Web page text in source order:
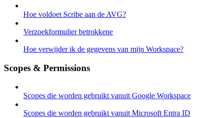
Hoe voldoet Scribe aan de AVG?
Verzoekformulier betrokkene
Hoe verwijder ik de gegevens van mijn Workspace?
Scopes & Permissions
Scopes die worden gebruikt vanuit Google Workspace
Scopes die worden gebruikt vanuit Microsoft Entra ID